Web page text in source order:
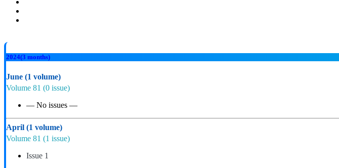
2024(3 months)
June (1 volume)
Volume 81 (0 issue)
— No issues —
April (1 volume)
Volume 81 (1 issue)
Issue 1